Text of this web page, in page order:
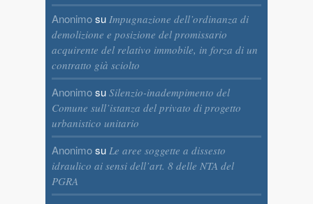
Anonimosu Impugnazione dell’ordinanza di
demolizione e posizione del promissario
acquirente del relativo immobile, in forza di un
contratto già sciolto
Anonimosu Silenzio-inadempimento del
Comune sull’istanza del privato di progetto
urbanistico unitario
Anonimosu Le aree soggette a dissesto
idraulico ai sensi dell’art. 8 delle NTA del
PGRA